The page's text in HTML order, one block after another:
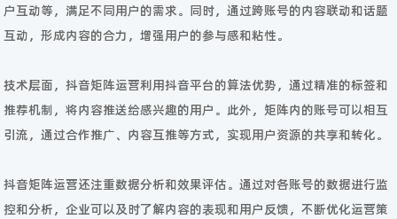
户互动等，满足不同用户的需求。同时，通过跨账号的内容联动和话题
互动，形成内容的合力，增强用户的参与感和粘性。
技术层面，抖音矩阵运营利用抖音平台的算法优势，通过精准的标签和
推荐机制，将内容推送给感兴趣的用户。此外，矩阵内的账号可以相互
引流，通过合作推广、内容互推等方式，实现用户资源的共享和转化。
抖音矩阵运营还注重数据分析和效果评估。通过对各账号的数据进行监
控和分析，企业可以及时了解内容的表现和用户反馈，不断优化运营策